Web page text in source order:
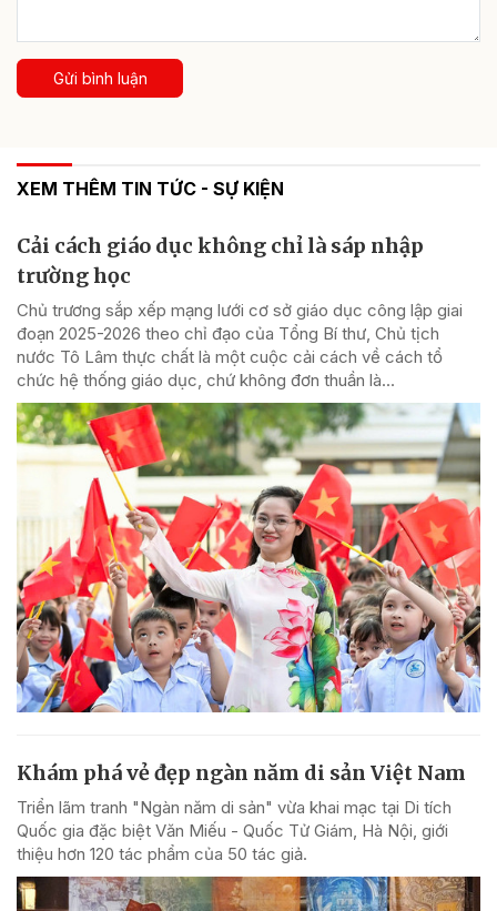
Gửi bình luận
XEM THÊM TIN TỨC - SỰ KIỆN
Cải cách giáo dục không chỉ là sáp nhập
trường học
Chủ trương sắp xếp mạng lưới cơ sở giáo dục công lập giai
đoạn 2025-2026 theo chỉ đạo của Tổng Bí thư, Chủ tịch
nước Tô Lâm thực chất là một cuộc cải cách về cách tổ
chức hệ thống giáo dục, chứ không đơn thuần là...
Khám phá vẻ đẹp ngàn năm di sản Việt Nam
Triển lãm tranh "Ngàn năm di sản" vừa khai mạc tại Di tích
Quốc gia đặc biệt Văn Miếu - Quốc Tử Giám, Hà Nội, giới
thiệu hơn 120 tác phẩm của 50 tác giả.